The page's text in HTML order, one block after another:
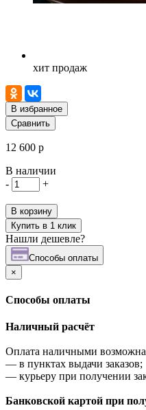
хит продаж
В избранное
Сравнить
12 600 р
В наличии
-
+
В корзину
Купить в 1 клик
Нашли дешевле?
Cпособы оплаты
×
Cпособы оплаты
Наличный расчёт
Оплата наличными
— в пунктах выдачи заказов;
— курьеру при получении
Банковской картой при